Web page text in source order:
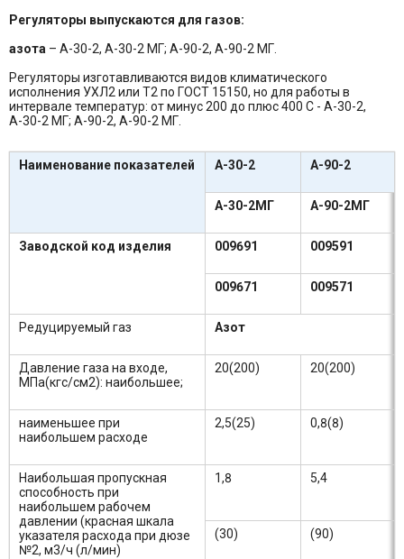
Регуляторы выпускаются для газов:
азота – А-30-2, А-30-2 МГ; А-90-2, А-90-2 МГ.
Регуляторы изготавливаются видов климатического
исполнения УХЛ2 или Т2 по ГОСТ 15150, но для работы в
интервале температур: от минус 200 до плюс 400 С - А-30-2,
А-30-2 МГ; А-90-2, А-90-2 МГ.
Наименование показателей А-30-2 А-90-2
А-30-2МГ А-90-2МГ
Заводской код изделия 009691 009591
009671 009571
Редуцируемый газ Азот
Давление газа на входе,
МПа(кгс/см2): наибольшее;
20(200) 20(200)
наименьшее при
наибольшем расходе
2,5(25) 0,8(8)
Наибольшая пропускная
способность при
наибольшем рабочем
давлении (красная шкала
указателя расхода при дюзе
№2, м3/ч (л/мин)
1,8 5,4
(30) (90)